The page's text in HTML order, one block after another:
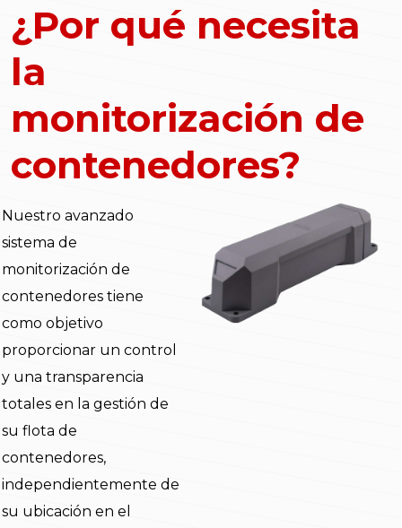
¿Por qué necesita
la
monitorización de
contenedores?
Nuestro avanzado
sistema de
monitorización de
contenedores tiene
como objetivo
proporcionar un control
y una transparencia
totales en la gestión de
su flota de
contenedores,
independientemente de
su ubicación en el